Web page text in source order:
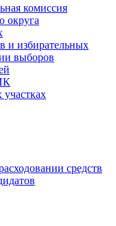
комиссия
округа
и избирательных
выборов
средств